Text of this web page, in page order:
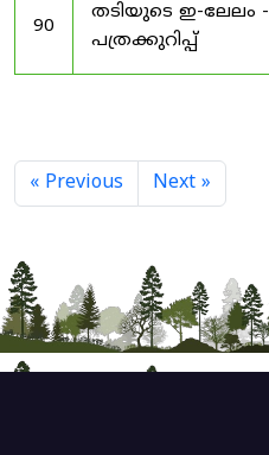
90
തടിയുടെ ഇ-ലേലം -
പത്രക്കുറിപ്പ്
« Previous Next »